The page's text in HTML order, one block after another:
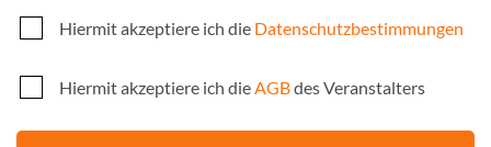
Hiermit akzeptiere ich die Datenschutzbestimmungen
Hiermit akzeptiere ich dieAGBdes Veranstalters